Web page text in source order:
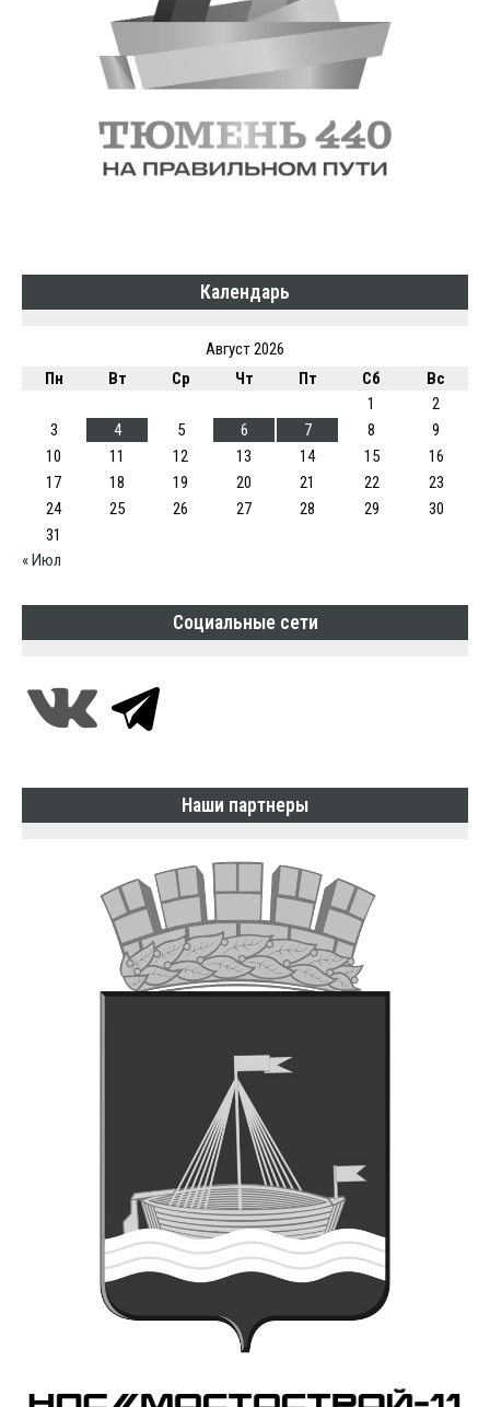
Календарь
Август 2026
Пн
Вт Ср Чт Пт Сб
Вс
1
2
3
4 5 6 7 8
9
10
11 12 13 14 15
16
17
18 19 20 21 22
23
24
25 26 27 28 29
30
31
« Июл
Социальные сети
Наши партнеры